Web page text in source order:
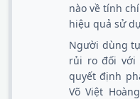
nào về tính
hiệu quả sử
Người dùng
rủi ro đối với
quyết định
Võ Việt